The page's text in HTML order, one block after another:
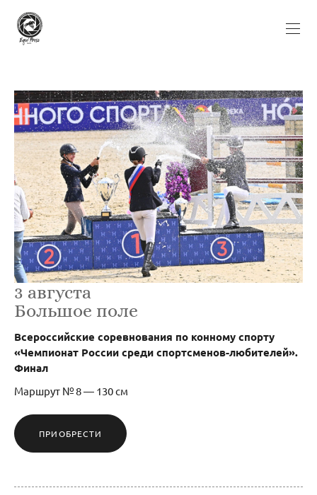
3 августа
Большое поле
Всероссийские соревнования по конному спорту
«Чемпионат России среди спортсменов-любителей».
Финал
Маршрут № 8 — 130 см
ПРИОБРЕСТИ